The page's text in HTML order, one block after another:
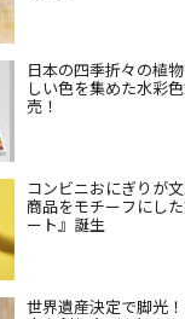
日本の四季折々の植
しい色を集めた水彩
売！
コンビニおにぎりが
商品をモチーフにし
ート』誕生
世界遺産決定で脚光